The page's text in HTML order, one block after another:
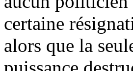
certaine
alors que la